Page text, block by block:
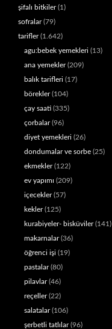
şifalı bitkiler(1)
sofralar(79)
tarifler(1.642)
agu:bebek yemekleri (13)
ana yemekler(209)
balık tarifleri (17)
börekler(104)
çay saati (335)
çorbalar(96)
diyet yemekleri (26)
dondumalar ve sorbe (25)
ekmekler(122)
ev yapımı (209)
içecekler(57)
kekler(125)
kurabiyeler- bisküviler(141)
makarnalar(36)
öğrenci işi (19)
pastalar(80)
pilavlar(46)
reçeller(22)
salatalar(106)
şerbetli tatlılar(96)